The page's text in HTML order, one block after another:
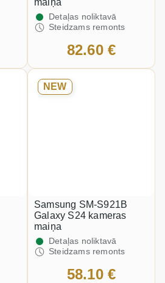
maiņa
Detaļas noliktavā
Steidzams remonts
82.60 €
NEW
Samsung SM-S921B
Galaxy S24 kameras
maiņa
Detaļas noliktavā
Steidzams remonts
58.10 €